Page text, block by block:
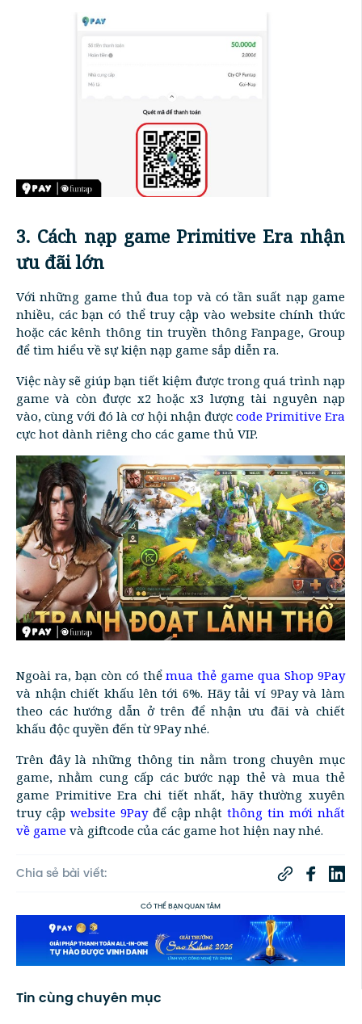
3. Cách nạp game Primitive Era nhận
ưu đãi lớn
Với những game thủ đua top và có tần suất nạp game
nhiều, các bạn có thể truy cập vào website chính thức
hoặc các kênh thông tin truyền thông Fanpage, Group
để tìm hiểu về sự kiện nạp game sắp diễn ra.
Việc này sẽ giúp bạn tiết kiệm được trong quá trình nạp
game và còn được x2 hoặc x3 lượng tài nguyên nạp
vào, cùng với đó là cơ hội nhận được code Primitive Era
cực hot dành riêng cho các game thủ VIP.
Ngoài ra, bạn còn có thểmua thẻ game qua Shop 9Pay
và nhận chiết khấu lên tới 6%. Hãy tải ví 9Pay và làm
theo các hướng dẫn ở trên để nhận ưu đãi và chiết
khấu độc quyền đến từ 9Pay nhé.
Trên đây là những thông tin nằm trong chuyên mục
game, nhằm cung cấp các bước nạp thẻ và mua thẻ
game Primitive Era chi tiết nhất, hãy thường xuyên
truy cập website 9Payđể cập nhậtthông tin mới nhất
về game và giftcode của các game hot hiện nay nhé.
Chia sẻ bài viết:
CÓ THỂ BẠN QUAN TÂM
Tin cùng chuyên mục